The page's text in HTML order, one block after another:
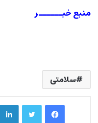
منبع خبــــــر
سلامتی
فیس بوک توییتر